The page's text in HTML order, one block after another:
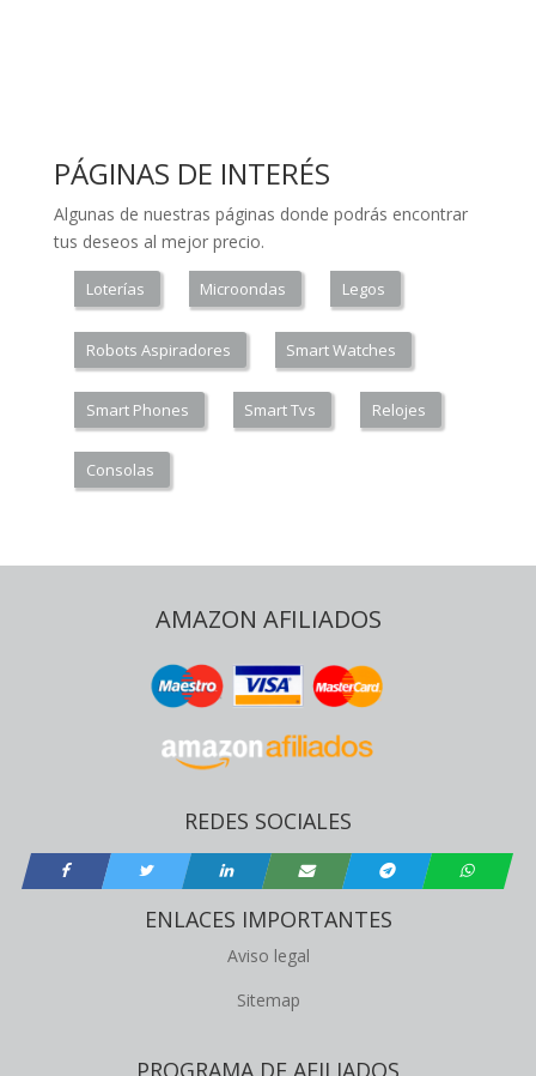
PÁGINAS DE INTERÉS
Algunas de nuestras páginas donde podrás encontrar
tus deseos al mejor precio.
Loterías Microondas Legos
Robots Aspiradores Smart Watches
Smart Phones Smart Tvs Relojes
Consolas
AMAZON AFILIADOS
REDES SOCIALES
ENLACES IMPORTANTES
Aviso legal
Sitemap